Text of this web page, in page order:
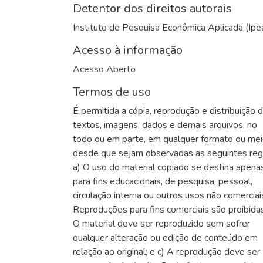
Detentor dos direitos autorais
Instituto de Pesquisa Econômica Aplicada
Acesso à informação
Acesso Aberto
Termos de uso
É permitida a cópia, reprodução e distribuição
textos, imagens, dados e demais arquivos, no
todo ou em parte, em qualquer formato ou
desde que sejam observadas as seguintes
a) O uso do material copiado se destina
para fins educacionais, de pesquisa, pessoal,
circulação interna ou outros usos não
Reproduções para fins comerciais são
O material deve ser reproduzido sem sofrer
qualquer alteração ou edição de conteúdo em
relação ao original; e c) A reprodução deve ser